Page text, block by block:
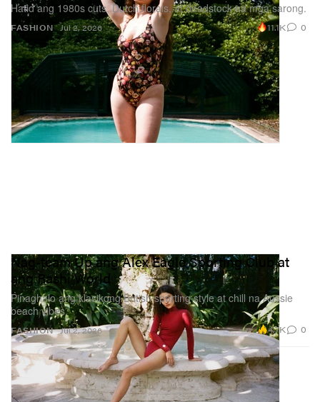
FASHION
Hatid ang 1980s cuts, Dutch florals, at deadstock na mga sarong.
Jul 2, 2026 11.1K 0
FASHION
Nag-team Up ang Alex Eagle Sporting Club at
ang Rashi World
Pinaghalo ang klasikong British sporting style at chill na Aussie
beach vibes.
Jul 2, 2026 4.7K 0